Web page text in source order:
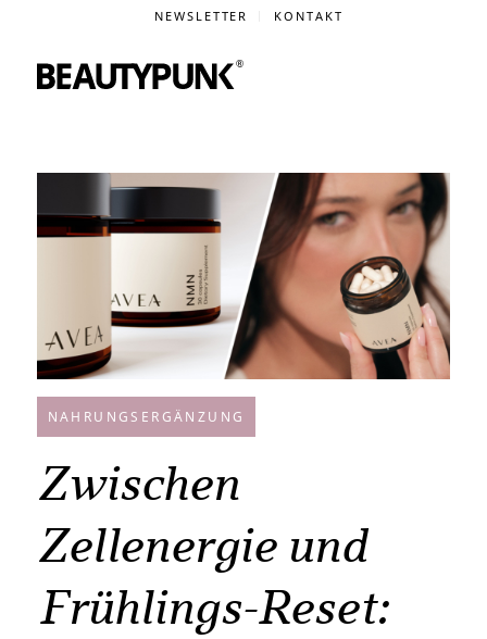
NEWSLETTER KONTAKT
NAHRUNGSERGÄNZUNG
Zwischen
Zellenergie und
Frühlings-Reset: